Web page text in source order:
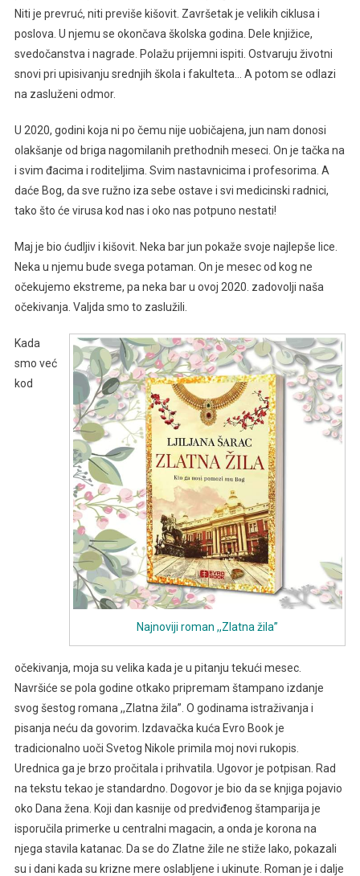
Niti je prevruć, niti previše kišovit. Završetak je velikih ciklusa i
poslova. U njemu se okončava školska godina. Dele knjižice,
svedočanstva i nagrade. Polažu prijemni ispiti. Ostvaruju životni
snovi pri upisivanju srednjih škola i fakulteta… A potom se odlazi
na zasluženi odmor.
U 2020, godini koja ni po čemu nije uobičajena, jun nam donosi
olakšanje od briga nagomilanih prethodnih meseci. On je tačka na
i svim đacima i roditeljima. Svim nastavnicima i profesorima. A
daće Bog, da sve ružno iza sebe ostave i svi medicinski radnici,
tako što će virusa kod nas i oko nas potpuno nestati!
Maj je bio ćudljiv i kišovit. Neka bar jun pokaže svoje najlepše lice.
Neka u njemu bude svega potaman. On je mesec od kog ne
očekujemo ekstreme, pa neka bar u ovoj 2020. zadovolji naša
očekivanja. Valjda smo to zaslužili.
Najnoviji roman ,,Zlatna žila”
Kada
smo već
kod
očekivanja, moja su velika kada je u pitanju tekući mesec.
Navršiće se pola godine otkako pripremam štampano izdanje
svog šestog romana ,,Zlatna žila”. O godinama istraživanja i
pisanja neću da govorim. Izdavačka kuća Evro Book je
tradicionalno uoči Svetog Nikole primila moj novi rukopis.
Urednica ga je brzo pročitala i prihvatila. Ugovor je potpisan. Rad
na tekstu tekao je standardno. Dogovor je bio da se knjiga pojavio
oko Dana žena. Koji dan kasnije od predviđenog štamparija je
isporučila primerke u centralni magacin, a onda je korona na
njega stavila katanac. Da se do Zlatne žile ne stiže lako, pokazali
su i dani kada su krizne mere oslabljene i ukinute. Roman je i dalje